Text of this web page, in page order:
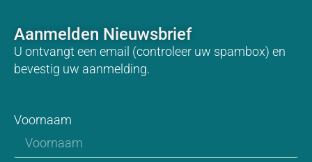
Aanmelden Nieuwsbrief
U ontvangt een email (controleer uw spambox) en
bevestig uw aanmelding.
Voornaam